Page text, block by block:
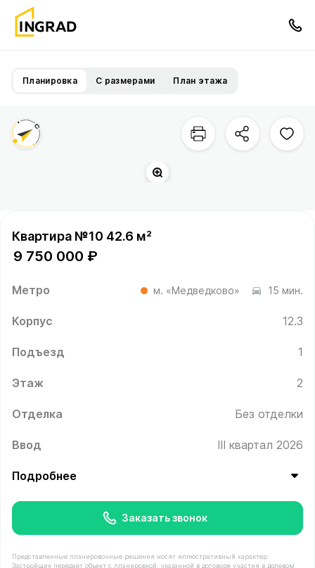
Планировка С размерами План этажа
Квартира №10 42.6 м²
9 750 000 ₽
Метро м. «Медведково» 15 мин.
Корпус 12.3
Подъезд 1
Этаж 2
Отделка Без отделки
Ввод III квартал 2026
Подробнее
Заказать звонок
Представленные планировочные решения носят иллюстративный характер.
Застройщик передаёт объект с планировкой, указанной в договоре участия в долевом